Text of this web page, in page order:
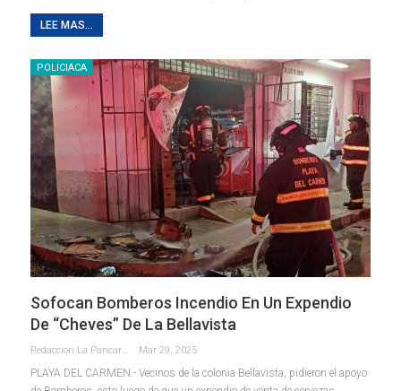
LEE MAS...
POLICIACA
Sofocan Bomberos Incendio En Un Expendio
De “cheves” De La Bellavista
Redaccion La Pancarta De Quintana Roo Mar 29, 2025
PLAYA DEL CARMEN.- Vecinos de la colonia Bellavista, pidieron el apoyo